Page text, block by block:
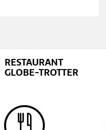
RESTAURANT
GLOBE-TROTTER